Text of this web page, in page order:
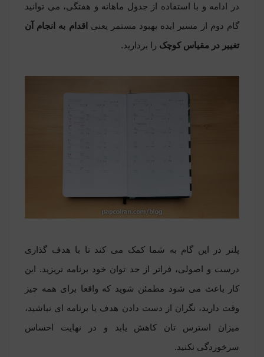
در ادامه و با استفاده از جدول ماهانه و هفتگی، می توانید
گام دوم از مسیر ایده بهبود مستمر یعنی اقدام به انجام آن
تغییر در مقیاس کوچک را بردارید.
پلنر در این گام به شما کمک می کند تا با هدف گذاری
درست و اصولی، فراتر از حد توان خود برنامه نریزید. این
کار باعث می شود مطمئن شوید که واقعا برای همه چیز
وقت دارید، نگران از دست دادن هدف یا برنامه ای نباشید،
میزان استرس تان کاهش یابد و در نهایت احساس
سرخوردگی نکنید.